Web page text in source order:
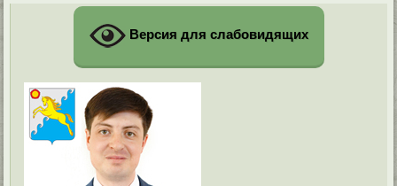
Версия для слабовидящих